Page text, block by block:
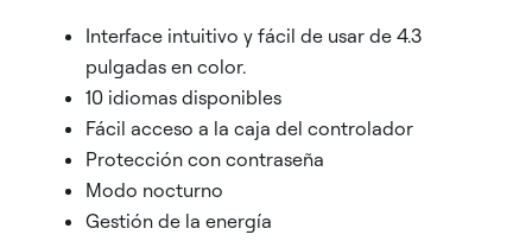
Interface intuitivo y fácil de usar de 4.3
pulgadas en color.
10 idiomas disponibles
Fácil acceso a la caja del controlador
Protección con contraseña
Modo nocturno
Gestión de la energía